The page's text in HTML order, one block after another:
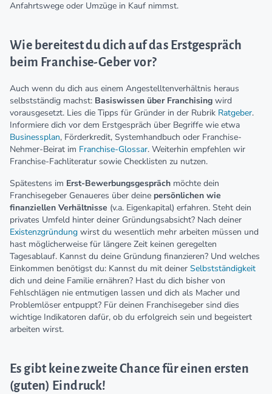
Anfahrtswege oder Umzüge in Kauf nimmst.
Wie bereitest du dich auf das Erstgespräch
beim Franchise-Geber vor?
Auch wenn du dich aus einem Angestelltenverhältnis heraus
selbstständig machst: Basiswissen über Franchising wird
vorausgesetzt. Lies die Tipps für Gründer in der Rubrik Ratgeber.
Informiere dich vor dem Erstgespräch über Begriffe wie etwa
Businessplan, Förderkredit, Systemhandbuch oder Franchise-
Nehmer-Beirat im Franchise-Glossar. Weiterhin empfehlen wir
Franchise-Fachliteratur sowie Checklisten zu nutzen.
Spätestens im Erst-Bewerbungsgespräch möchte dein
Franchisegeber Genaueres über deine persönlichen wie
finanziellen Verhältnisse (v.a. Eigenkapital) erfahren. Steht dein
privates Umfeld hinter deiner Gründungsabsicht? Nach deiner
Existenzgründung wirst du wesentlich mehr arbeiten müssen und
hast möglicherweise für längere Zeit keinen geregelten
Tagesablauf. Kannst du deine Gründung finanzieren? Und welches
Einkommen benötigst du: Kannst du mit deiner Selbstständigkeit
dich und deine Familie ernähren? Hast du dich bisher von
Fehlschlägen nie entmutigen lassen und dich als Macher und
Problemlöser entpuppt? Für deinen Franchisegeber sind dies
wichtige Indikatoren dafür, ob du erfolgreich sein und begeistert
arbeiten wirst.
Es gibt keine zweite Chance für einen ersten
(guten) Eindruck!